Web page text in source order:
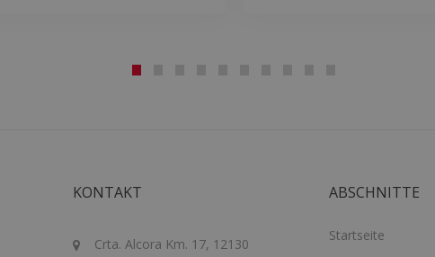
KONTAKT
Crta. Alcora Km. 17, 12130
ABSCHNITTE
Startseite